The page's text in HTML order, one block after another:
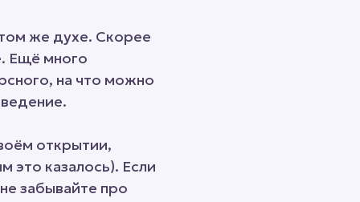
же духе. Скорее
Ещё много
на что можно
открытии,
это казалось). Если
забывайте про